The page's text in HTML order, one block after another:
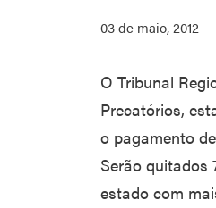
03 de maio, 2012
O Tribunal
Precatórios,
o pagamento
Serão quitados
estado com